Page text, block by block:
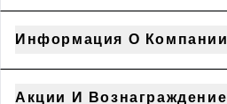
Информация О Компании
Акции И Вознаграждение